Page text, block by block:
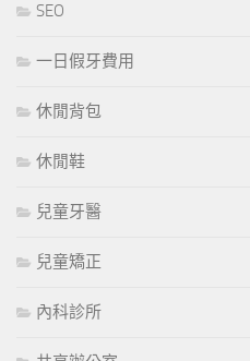
SEO
一日假牙費用
休閒背包
休閒鞋
兒童牙醫
兒童矯正
內科診所